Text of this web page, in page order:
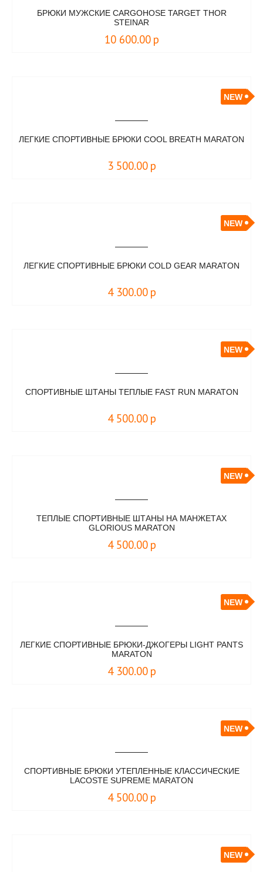
БРЮКИ МУЖСКИЕ CARGOHOSE TARGET THOR
STEINAR
10 600.00 р
NEW
ЛЕГКИЕ СПОРТИВНЫЕ БРЮКИ COOL BREATH MARATON
3 500.00 р
NEW
ЛЕГКИЕ СПОРТИВНЫЕ БРЮКИ COLD GEAR MARATON
4 300.00 р
NEW
СПОРТИВНЫЕ ШТАНЫ ТЕПЛЫЕ FAST RUN MARATON
4 500.00 р
NEW
ТЕПЛЫЕ СПОРТИВНЫЕ ШТАНЫ НА МАНЖЕТАХ
GLORIOUS MARATON
4 500.00 р
NEW
ЛЕГКИЕ СПОРТИВНЫЕ БРЮКИ-ДЖОГЕРЫ LIGHT PANTS
MARATON
4 300.00 р
NEW
СПОРТИВНЫЕ БРЮКИ УТЕПЛЕННЫЕ КЛАССИЧЕСКИЕ
LACOSTE SUPREME MARATON
4 500.00 р
NEW